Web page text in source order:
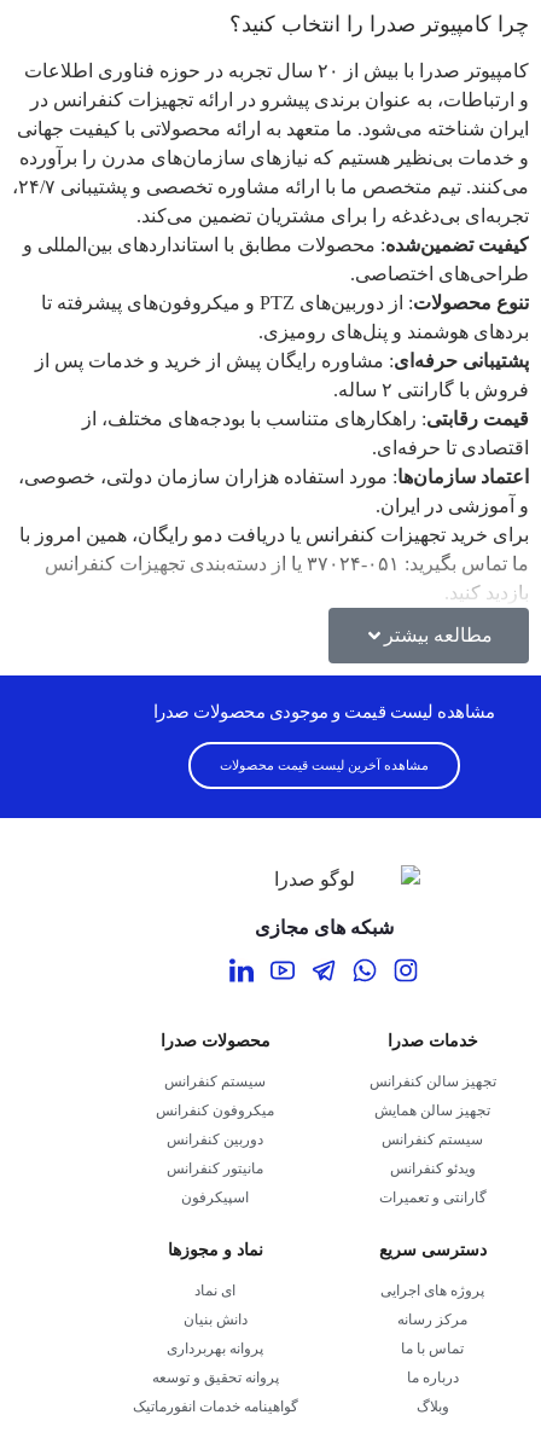
چرا کامپیوتر صدرا را انتخاب کنید؟
کامپیوتر صدرا با بیش از ۲۰ سال تجربه در حوزه فناوری اطلاعات
و ارتباطات، به عنوان برندی پیشرو در ارائه تجهیزات کنفرانس در
ایران شناخته می‌شود. ما متعهد به ارائه محصولاتی با کیفیت جهانی
و خدمات بی‌نظیر هستیم که نیازهای سازمان‌های مدرن را برآورده
می‌کنند. تیم متخصص ما با ارائه مشاوره تخصصی و پشتیبانی ۲۴/۷،
تجربه‌ای بی‌دغدغه را برای مشتریان تضمین می‌کند.
کیفیت تضمین‌شده: محصولات مطابق با استانداردهای بین‌المللی و
طراحی‌های اختصاصی.
تنوع محصولات
: از دوربین‌های PTZ و میکروفون‌های پیشرفته تا
بردهای هوشمند و پنل‌های رومیزی.
پشتیبانی حرفه‌ای: مشاوره رایگان پیش از خرید و خدمات پس از
فروش با گارانتی ۲ ساله.
قیمت رقابتی: راهکارهای متناسب با بودجه‌های مختلف، از
اقتصادی تا حرفه‌ای.
اعتماد سازمان‌ها: مورد استفاده هزاران سازمان دولتی، خصوصی،
و آموزشی در ایران.
برای خرید تجهیزات کنفرانس یا دریافت دمو رایگان، همین امروز با
ما تماس بگیرید: ۰۵۱-۳۷۰۲۴ یا از دسته‌بندی تجهیزات کنفرانس
بازدید کنید.
مطالعه بیشتر
مشاهده لیست قیمت و موجودی محصولات صدرا
مشاهده آخرین لیست قیمت محصولات
شبکه های مجازی
خدمات صدرا
تجهیز سالن کنفرانس
تجهیز سالن همایش
سیستم کنفرانس
ویدئو کنفرانس
گارانتی و تعمیرات
محصولات صدرا
سیستم کنفرانس
میکروفون کنفرانس
دوربین کنفرانس
مانیتور کنفرانس
اسپیکرفون
دسترسی سریع
پروژه های اجرایی
مرکز رسانه
تماس با ما
درباره ما
وبلاگ
نماد و مجوزها
ای نماد
دانش بنیان
پروانه بهربرداری
پروانه تحقیق و توسعه
گواهینامه خدمات انفورماتیک